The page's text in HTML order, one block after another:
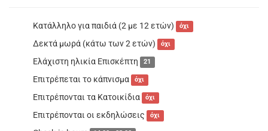
Κατάλληλο για παιδιά (2 με 12 ετών) όχι
Δεκτά μωρά (κάτω των 2 ετών) όχι
Ελάχιστη ηλικία Επισκέπτη 21
Επιτρέπεται το κάπνισμα όχι
Επιτρέπονται τα Κατοικίδια όχι
Επιτρέπονται οι εκδηλώσεις όχι